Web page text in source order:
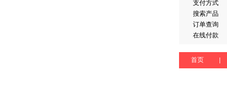
支付方式
搜索产品
订单查询
在线付款
首页